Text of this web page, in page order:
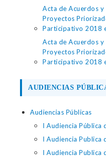
Acta de Acuerdos
Proyectos
Participativo 2018
Acta de Acuerdos
Proyectos
Participativo 2018
AUDIENCIAS
Audiencias Públicas
I Audiencia Pública
I Audiencia Publica
I Audiencia Publica